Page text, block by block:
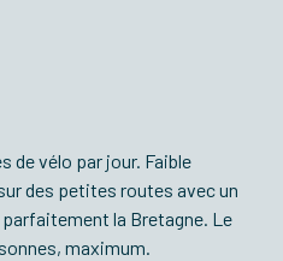
de vélo par jour. Faible
des petites routes avec un
la Bretagne. Le
maximum.